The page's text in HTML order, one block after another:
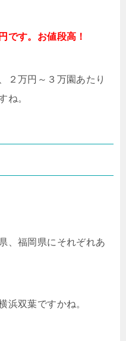
です。お値段高！
２万円～３万園あたり
ね。
、福岡県にそれぞれあ
浜双葉ですかね。